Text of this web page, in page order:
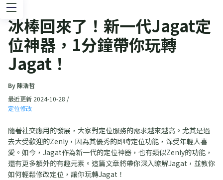
冰棒回來了！新一代Jagat定
位神器，1分鐘帶你玩轉
Jagat！
By 陳浩哲
最近更新 2024-10-28 /
定位修改
隨著社交應用的發展，大家對定位服務的需求越來越高。尤其是過
去大受歡迎的Zenly，因為其優秀的即時定位功能，深受年輕人喜
愛。如今，Jagat作為新一代的定位神器，也有類似Zenly的功能，
還有更多額外的有趣元素。這篇文章將帶你深入瞭解Jagat，並教你
如何輕鬆修改定位，讓你玩轉Jagat！